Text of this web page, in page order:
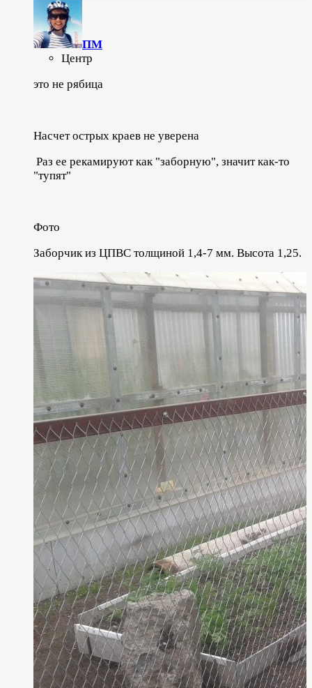
ПМ
Центр
это не рябица
Насчет острых краев не уверена
Раз ее рекамируют как "заборную", значит как-то
"тупят"
Фото
Заборчик из ЦПВС толщиной 1,4-7 мм. Высота 1,25.